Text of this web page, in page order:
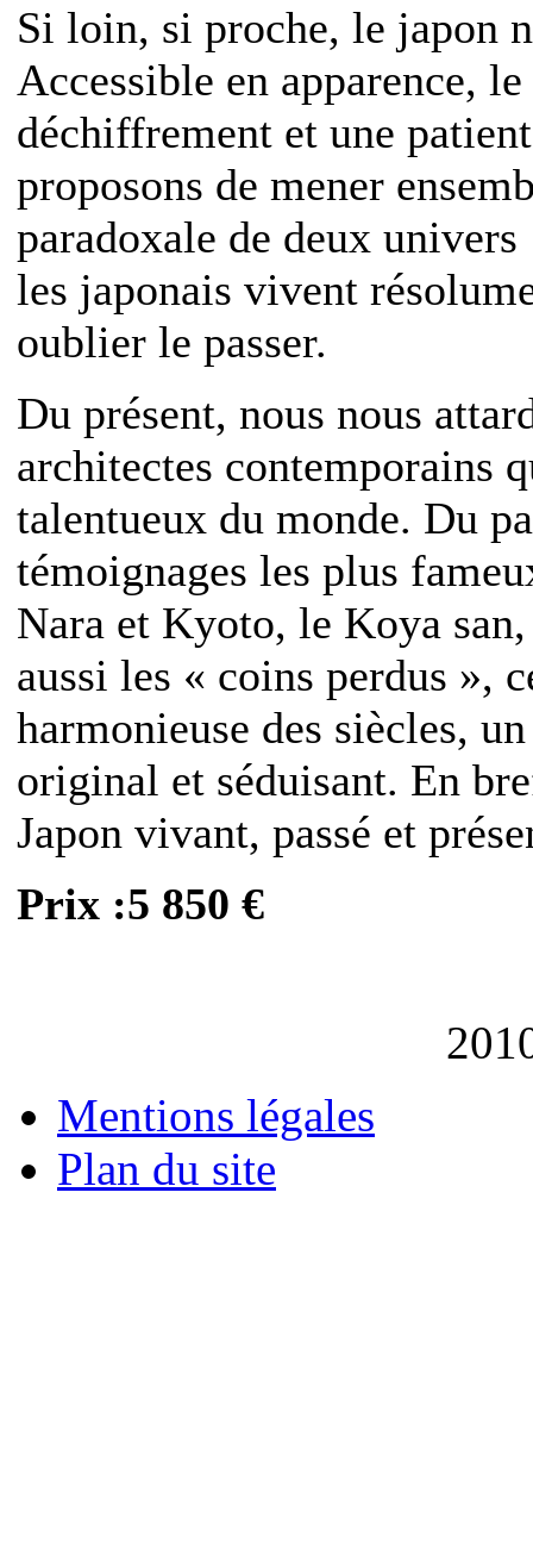
Si loin, si proche, le japon
Accessible en apparence,
déchiffrement et une
proposons de mener
paradoxale de deux
les japonais vivent
oublier le passer.
Du présent, nous nous
architectes contemporains
talentueux du monde. Du
témoignages les plus
Nara et Kyoto, le Koya
aussi les « coins perdus »,
harmonieuse des siècles,
original et séduisant. En
Japon vivant, passé et
Prix :5 850 €
Mentions légales
Plan du site